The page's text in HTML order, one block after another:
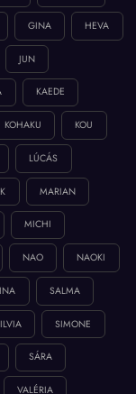
GINA HEVA
JUN
KAEDE
KOHAKU KOU
LÚCÁS
MARIAN
MICHI
NAO NAOKI
SALMA
SIMONE
SÁRA
VALÉRIA